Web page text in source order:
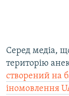
Серед медіа,
територію
створений на
іномовлення